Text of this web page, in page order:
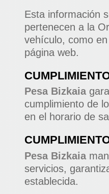
Esta información
pertenecen a la
vehículo, como
página web.
Pesa Bizkaia
cumplimiento de
en el horario de
Pesa Bizkaia
servicios,
establecida.